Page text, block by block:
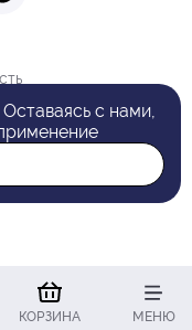
КОРЗИНА МЕНЮ
Оставаясь с нами,